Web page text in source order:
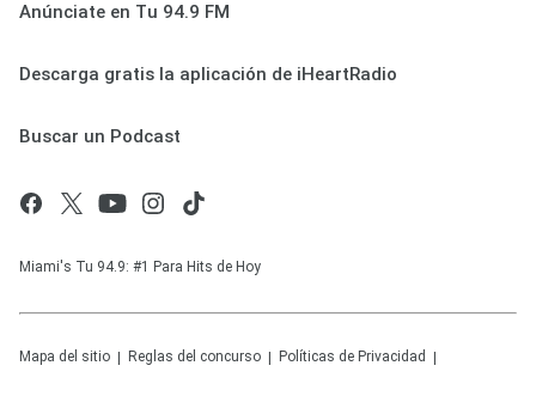
Anúnciate en Tu 94.9 FM
Descarga gratis la aplicación de iHeartRadio
Buscar un Podcast
Miami's Tu 94.9: #1 Para Hits de Hoy
Mapa del sitio Reglas del concurso Políticas de Privacidad